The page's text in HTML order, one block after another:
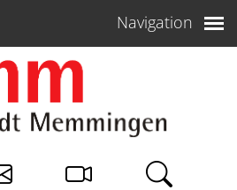
Navigation